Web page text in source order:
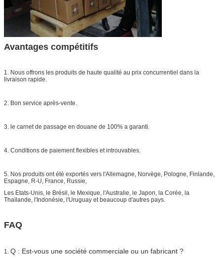
Avantages compétitifs
1. Nous offrons les produits de haute qualité au prix concurrentiel dans la
livraison rapide.
2. Bon service après-vente.
3. le carnet de passage en douane de 100% a garanti.
4. Conditions de paiement flexibles et introuvables.
5. Nos produits ont été exportés vers l'Allemagne, Norvège, Pologne, Finlande,
Espagne, R-U, France, Russie,
Les Etats-Unis, le Brésil, le Mexique, l'Australie, le Japon, la Corée, la
Thaïlande, l'Indonésie, l'Uruguay et beaucoup d'autres pays.
FAQ
1. Q : Est-vous une société commerciale ou un fabricant ?